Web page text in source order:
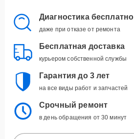
Диагностика бесплатно
даже при отказе от ремонта
Бесплатная доставка
курьером собственной службы
Гарантия до 3 лет
на все виды работ и запчастей
Срочный ремонт
в день обращения от 30 минут